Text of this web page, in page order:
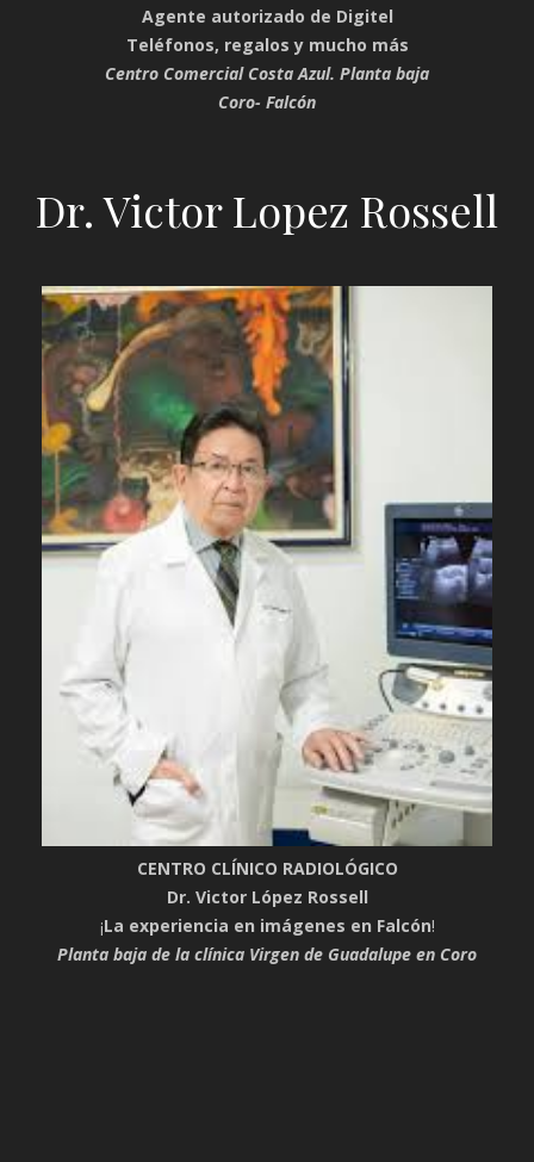
Agente autorizado de Digitel
Teléfonos, regalos y mucho más
Centro Comercial Costa Azul. Planta baja
Coro- Falcón
Dr. Victor Lopez Rossell
CENTRO CLÍNICO RADIOLÓGICO
Dr. Victor López Rossell
¡La experiencia en imágenes en Falcón!
Planta baja de la clínica Virgen de Guadalupe en Coro